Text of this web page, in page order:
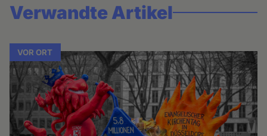
Verwandte Artikel
VOR ORT